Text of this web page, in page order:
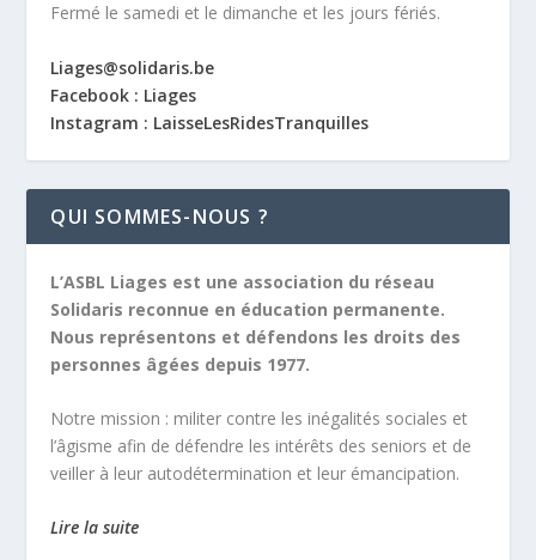
Fermé le samedi et le dimanche et les jours fériés.
Liages@solidaris.be
Facebook : Liages
Instagram : LaisseLesRidesTranquilles
QUI SOMMES-NOUS ?
L’ASBL Liages est une association du réseau
Solidaris reconnue en éducation permanente.
Nous représentons et défendons les droits des
personnes âgées depuis 1977.
Notre mission : militer contre les inégalités sociales et
l’âgisme afin de défendre les intérêts des seniors et de
veiller à leur autodétermination et leur émancipation.
Lire la suite